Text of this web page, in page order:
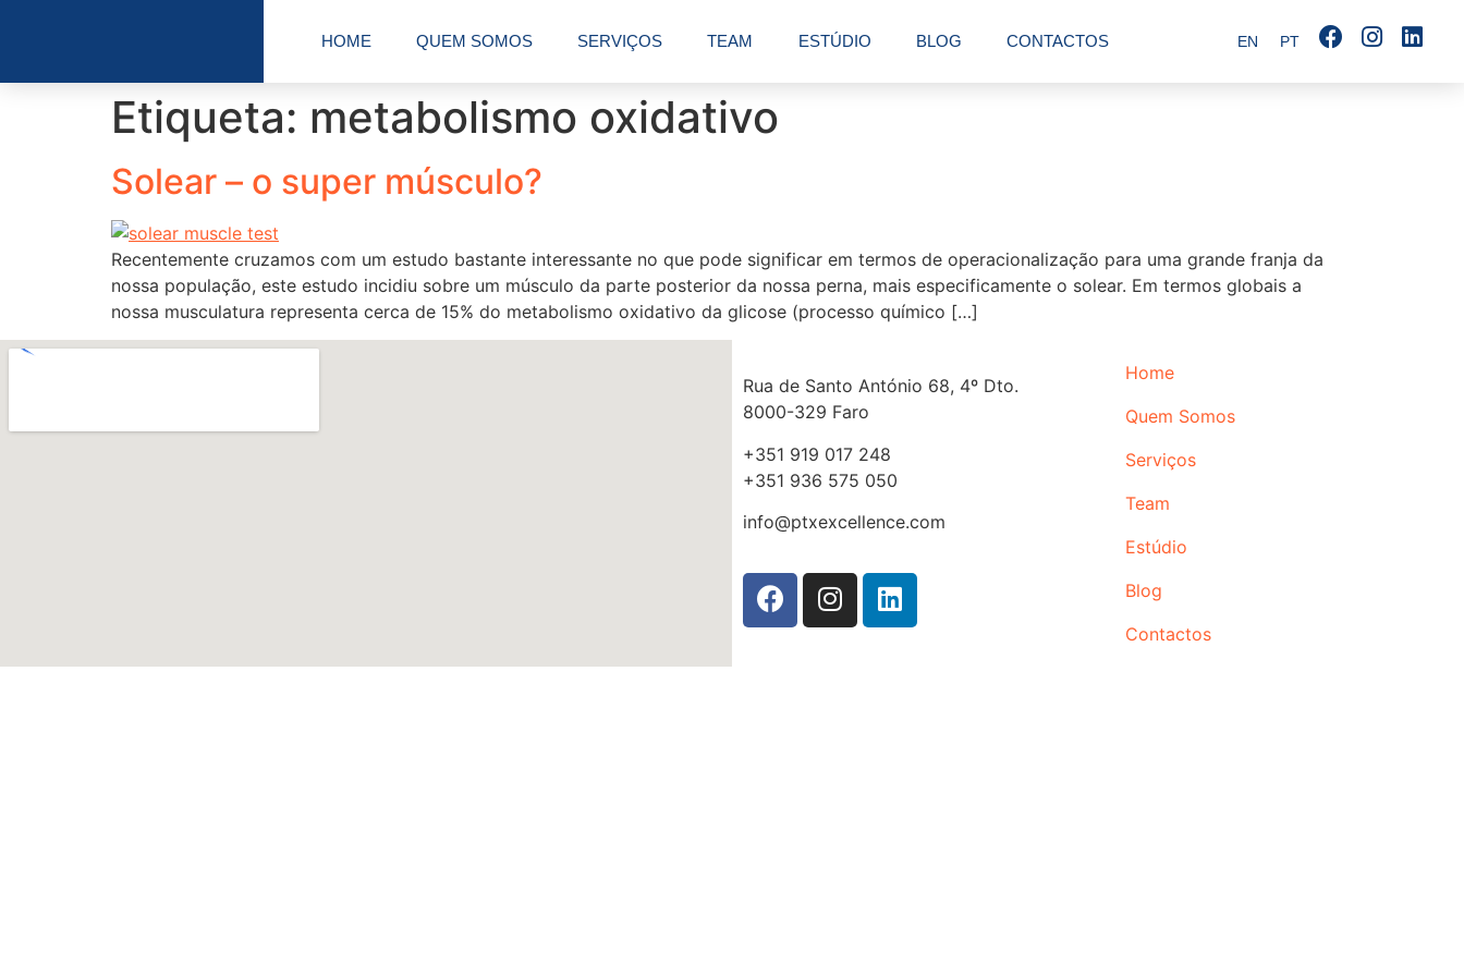
HOME QUEM SOMOS SERVIÇOS TEAM ESTÚDIO BLOG CONTACTOS EN PT
Etiqueta: metabolismo oxidativo
Solear – o super músculo?
Recentemente cruzamos com um estudo bastante interessante no que pode significar em termos de operacionalização para uma grande franja da
nossa população, este estudo incidiu sobre um músculo da parte posterior da nossa perna, mais especificamente o solear. Em termos globais a
nossa musculatura representa cerca de 15% do metabolismo oxidativo da glicose (processo químico […]
Rua de Santo António 68, 4º Dto.
8000-329 Faro
+351 919 017 248
+351 936 575 050
info@ptxexcellence.com
Home
Quem Somos
Serviços
Team
Estúdio
Blog
Contactos